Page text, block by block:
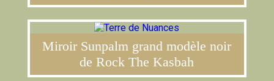
Miroir Sunpalm grand modèle noir
de Rock The Kasbah